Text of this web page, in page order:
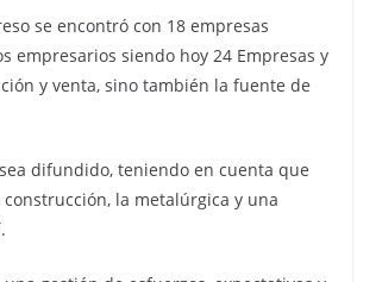
se encontró con 18 empresas
empresarios siendo hoy 24 Empresas y
y venta, sino también la fuente de
difundido, teniendo en cuenta que
la metalúrgica y una